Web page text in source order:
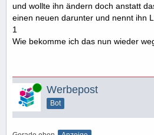
und wollte ihn ändern doch anstatt
einen neuen darunter und nennt ihn
1
Wie bekomme ich das nun wieder
Online Werbepost
Bot